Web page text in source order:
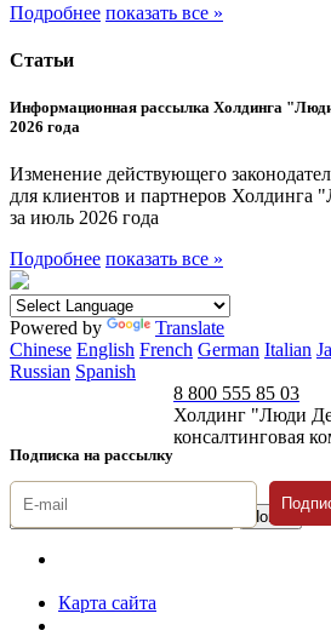
Подробнее показать все »
Статьи
Информационная рассылка Холдинга
2026 года
Изменение действующего
для клиентов и партнеров Холдинга
за июль 2026 года
Подробнее показать все »
Powered by
Translate
Chinese English French German Italian
Russian Spanish
Подписка на рассылку
8 800 555 85 03
Холдинг "Люди
консалтинговая
Карта сайта